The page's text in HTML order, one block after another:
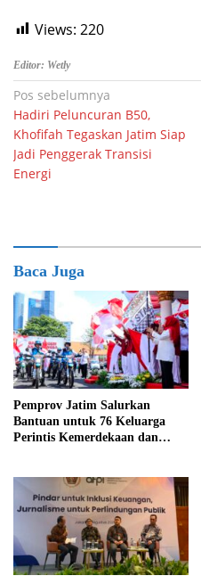
Views: 220
Editor: Wetly
Navigasi
pos
Pos sebelumnya
Hadiri Peluncuran B50,
Khofifah Tegaskan Jatim Siap
Jadi Penggerak Transisi
Energi
Baca Juga
Pemprov Jatim Salurkan
Bantuan untuk 76 Keluarga
Perintis Kemerdekaan dan